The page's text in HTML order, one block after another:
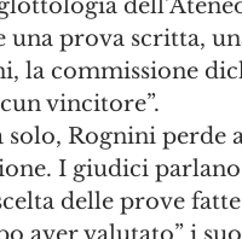
una prova scritta,
la commissione
vincitore”.
Rognini perde
I giudici
delle prove